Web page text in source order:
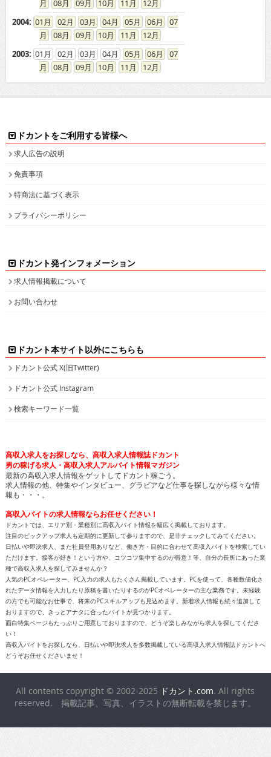
08
09 10 11
12
2004: 01 02 03 04 05 06
07
08
09 10 11
12
2003: 01 02 03 04 05 06
07
08
09 10 11 12
ドカントをご利用する皆様へ
求人広告の説明
免責事項
特商法に基づく表示
プライバシーポリシー
ドカント発インフォメーション
求人情報掲載について
お問い合わせ
ドカント本サイト以外にこちらも
ドカント公式 X(旧Twitter)
ドカント公式 Instagram
検索キーワード一覧
高収入求人をお探しなら、高収入求人情報誌ドカント
男の稼げる求人・高収入求人アルバイト情報マガジン
最新の高収入求人情報をゲットしてドカント稼ごう。
求人情報の他、特集やインタビュー、グラビアなど仕事を探しながら様々な情
報も・・・。
高収入バイトの求人情報ならお任せください！
ドカントでは、エリア別・業種別に高収入バイト情報を幅広く掲載しております。
注目のピックアップ求人も定期的に更新して参りますので、是非チェックしてみてください。
日払いや即決求人、また社員登用ありなど、働き方・目的に合わせて高収入バイトを検索してい
ただけます。接客が好き！という方や、コツコツ集中するのが得意！等、自分の長所にあった業
種で高収入求人を探してみませんか？
人気のPCオペレーター、PC入力の求人もたくさん掲載しています。PCを使って、各種数値化さ
れたデータ情報を入力したり原稿を書いたりするのがPCオペレーターの主な業務です。未経験
の方でも可能なお仕事で、将来のPCスキルアップも見込めます。新着求人情報も続々追加して
おりますので、きっとアナタに合ったバイトが見つかります。
面白特集ページもたっぷりご用意しておりますので、どうぞ楽しみながら求人を探してくださ
い！
高収入バイトをお探しなら、日払いや即決求人を多数掲載している高収入求人情報誌ドカントへ
どうぞお任せくださいませ！
All contents copyright © 2002-2025 ドカント.com. All rights
reserved. 掲載記事、写真、イラストの無断転載を禁じます。